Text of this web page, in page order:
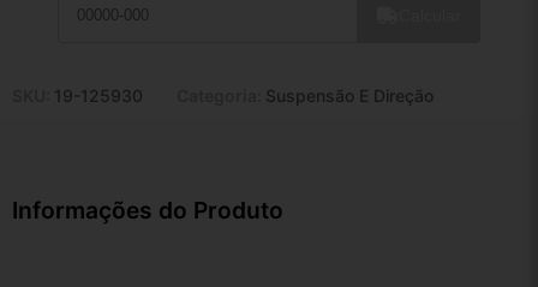
19-125930 Suspensão E Direção
Informações do Produto